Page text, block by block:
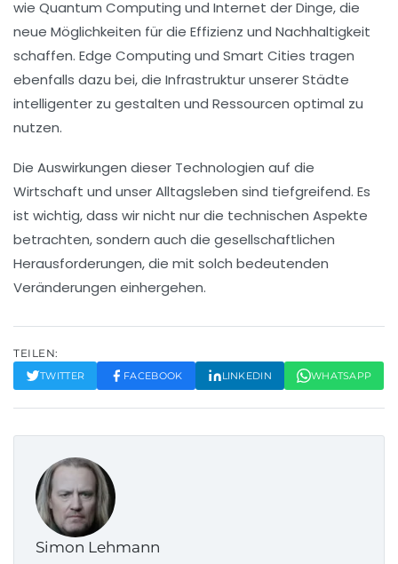
wie Quantum Computing und Internet der Dinge, die
neue Möglichkeiten für die Effizienz und Nachhaltigkeit
schaffen. Edge Computing und Smart Cities tragen
ebenfalls dazu bei, die Infrastrukturunserer Städte
intelligenter zu gestalten und Ressourcen optimal zu
nutzen.
Die Auswirkungen dieser Technologien auf die
Wirtschaft und unserAlltagsleben sind tiefgreifend. Es
ist wichtig, dass wir nicht nur die technischen Aspekte
betrachten, sondern auch die gesellschaftlichen
Herausforderungen, die mit solch bedeutenden
Veränderungen einhergehen.
TEILEN:
TWITTER FACEBOOK LINKEDIN WHATSAPP
Simon Lehmann